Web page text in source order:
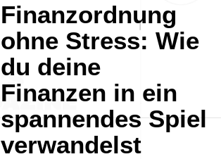
Finanzordnung
ohne Stress: Wie
du deine
Finanzen in ein
spannendes Spiel
verwandelst